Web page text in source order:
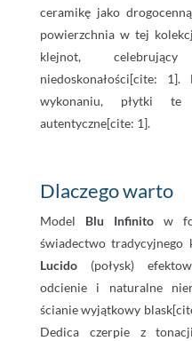
ceramikę jako
powierzchnia w tej
klejnot,
niedoskonałości[cite:
wykonaniu, płytki
autentyczne[cite: 1].
Dlaczego warto
Model Blu Infinitow
świadectwo tradycyjnego
Lucido(połysk)
odcienie i naturalne
ścianie wyjątkowy
Dedica czerpie z